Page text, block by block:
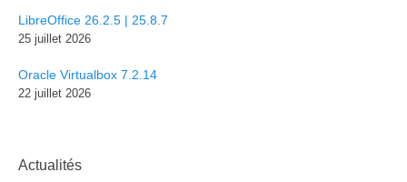
LibreOffice 26.2.5 | 25.8.7
25 juillet 2026
Oracle Virtualbox 7.2.14
22 juillet 2026
Actualités